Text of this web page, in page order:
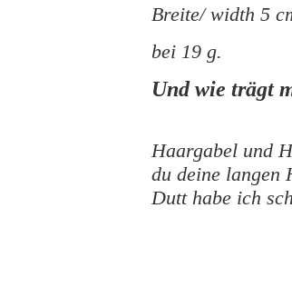
Breite/ width 5
bei 19 g.
Und wie trägt
Haargabel und
du deine langen
Dutt habe ich